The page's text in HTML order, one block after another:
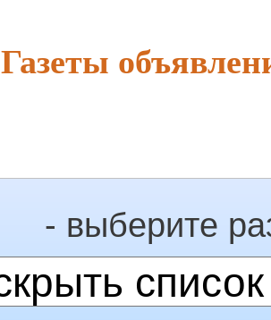
Газеты
- выберите